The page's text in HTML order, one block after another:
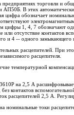
торговли и
В этих
цифра обозначает
цифры 1, 4, 7 обозначают
отсутствие контактов
и 4 -- одного замыкающего
расцепителей. При
расцепителя.
температурной
на 2,5 А
контактов
расцепителей 2,5 А.
номинальные токи